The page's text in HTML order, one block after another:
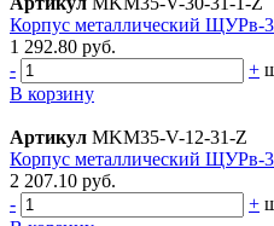
Корпус металлический ЩУРв-
1 292.80 руб.
-
+
В корзину
Артикул MKM35-V-12-31-Z
Корпус металлический ЩУРв-
2 207.10 руб.
-
+